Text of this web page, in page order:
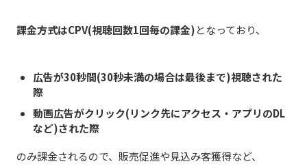
課金方式はCPV(視聴回数1回毎の課金)となっており、
広告が30秒間(30秒未満の場合は最後まで)視聴された
際
動画広告がクリック(リンク先にアクセス・アプリのDL
など)された際
のみ課金されるので、 販売促進や見込み客獲得など、